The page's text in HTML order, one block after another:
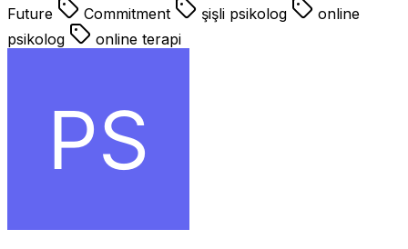
Future
Commitment şişli psikolog
online
psikolog
online terapi